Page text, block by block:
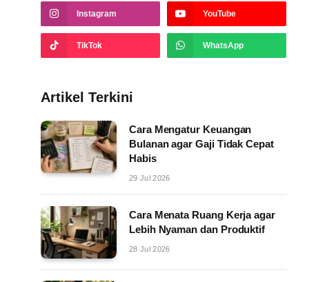
Instagram YouTube
TikTok WhatsApp
Artikel Terkini
Cara Mengatur Keuangan
Bulanan agar Gaji Tidak Cepat
Habis
29 Jul 2026
Cara Menata Ruang Kerja agar
Lebih Nyaman dan Produktif
28 Jul 2026